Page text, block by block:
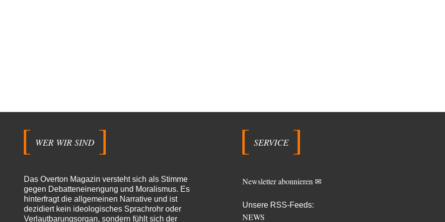
WER WIR SIND
Das Overton Magazin versteht sich als Stimme
gegen Debatteneinengung und Moralismus. Es
hinterfragt die allgemeinen Narrative und ist
dezidiert kein ideologisches Sprachrohr oder
Verlautbarungsorgan, sondern fühlt sich der
SERVICE
Newsletter abonnieren ✉
Unsere RSS-Feeds:
NEWS